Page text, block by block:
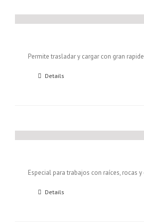
Permite trasladar y cargar con gran
Details
Especial para trabajos con raíces, rocas
Details